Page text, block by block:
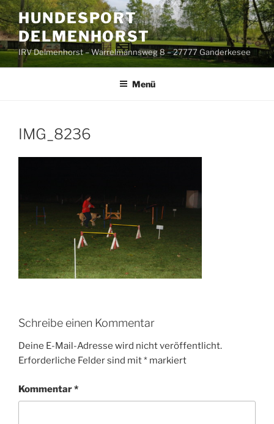
Zum
Inhalt
springen
HUNDESPORT
DELMENHORST
IRV Delmenhorst – Warrelmannsweg 8 – 27777 Ganderkesee
Menü
IMG_8236
Schreibe einen Kommentar
Deine E-Mail-Adresse wird nicht veröffentlicht.
Erforderliche Felder sind mit* markiert
Kommentar*